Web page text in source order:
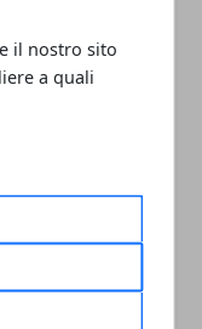
il nostro sito
a quali